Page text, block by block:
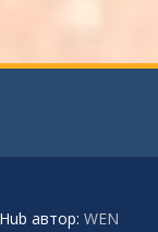
автор: WEN